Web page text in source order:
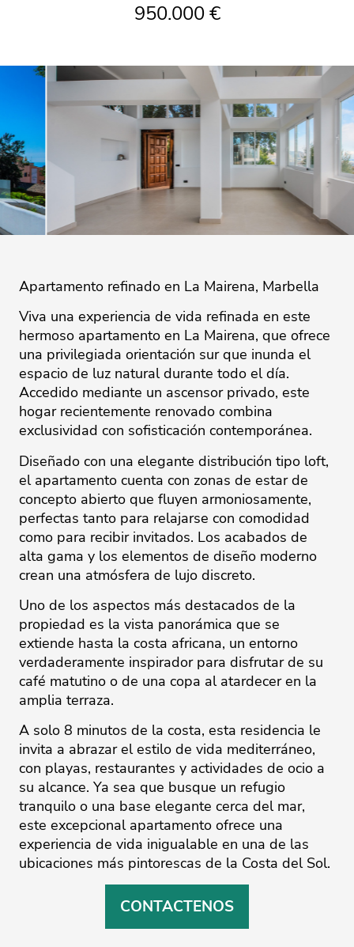
950.000 €
Apartamento refinado en La Mairena, Marbella
Viva una experiencia de vida refinada en este
hermoso apartamento en La Mairena, que ofrece
una privilegiada orientación sur que inunda el
espacio de luz natural durante todo el día.
Accedido mediante un ascensor privado, este
hogar recientemente renovado combina
exclusividad con sofisticación contemporánea.
Diseñado con una elegante distribución tipo loft,
el apartamento cuenta con zonas de estar de
concepto abierto que fluyen armoniosamente,
perfectas tanto para relajarse con comodidad
como para recibir invitados. Los acabados de
alta gama y los elementos de diseño moderno
crean una atmósfera de lujo discreto.
Uno de los aspectos más destacados de la
propiedad es la vista panorámica que se
extiende hasta la costa africana, un entorno
verdaderamente inspirador para disfrutar de su
café matutino o de una copa al atardecer en la
amplia terraza.
A solo 8 minutos de la costa, esta residencia le
invita a abrazar el estilo de vida mediterráneo,
con playas, restaurantes y actividades de ocio a
su alcance. Ya sea que busque un refugio
tranquilo o una base elegante cerca del mar,
este excepcional apartamento ofrece una
experiencia de vida inigualable en una de las
ubicaciones más pintorescas de la Costa del Sol.
CONTACTENOS